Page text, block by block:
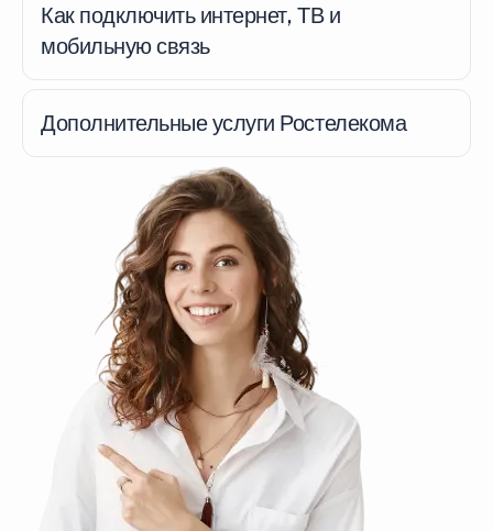
Как подключить интернет, ТВ и
мобильную связь
Дополнительные услуги Ростелекома